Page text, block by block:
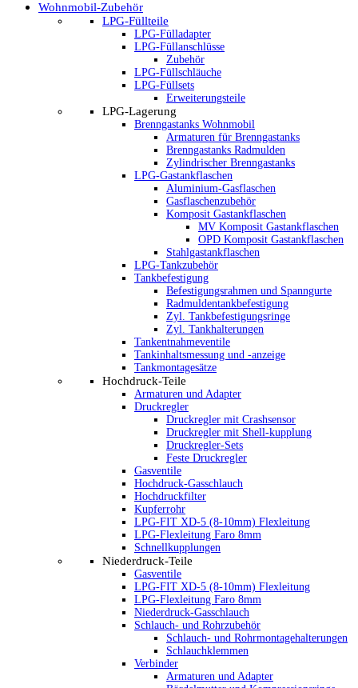
Wohnmobil-Zubehör
LPG-Füllteile
LPG-Fülladapter
LPG-Füllanschlüsse
Zubehör
LPG-Füllschläuche
LPG-Füllsets
Erweiterungsteile
LPG-Lagerung
Brenngastanks Wohnmobil
Armaturen für Brenngastanks
Brenngastanks Radmulden
Zylindrischer Brenngastanks
LPG-Gastankflaschen
Aluminium-Gasflaschen
Gasflaschenzubehör
Komposit Gastankflaschen
MV Komposit Gastankflaschen
OPD Komposit Gastankflaschen
Stahlgastankflaschen
LPG-Tankzubehör
Tankbefestigung
Befestigungsrahmen und Spanngurte
Radmuldentankbefestigung
Zyl. Tankbefestigungsringe
Zyl. Tankhalterungen
Tankentnahmeventile
Tankinhaltsmessung und -anzeige
Tankmontagesätze
Hochdruck-Teile
Armaturen und Adapter
Druckregler
Druckregler mit Crashsensor
Druckregler mit Shell-kupplung
Druckregler-Sets
Feste Druckregler
Gasventile
Hochdruck-Gasschlauch
Hochdruckfilter
Kupferrohr
LPG-FIT XD-5 (8-10mm) Flexleitung
LPG-Flexleitung Faro 8mm
Schnellkupplungen
Niederdruck-Teile
Gasventile
LPG-FIT XD-5 (8-10mm) Flexleitung
LPG-Flexleitung Faro 8mm
Niederdruck-Gasschlauch
Schlauch- und Rohrzubehör
Schlauch- und Rohrmontagehalterungen
Schlauchklemmen
Verbinder
Armaturen und Adapter